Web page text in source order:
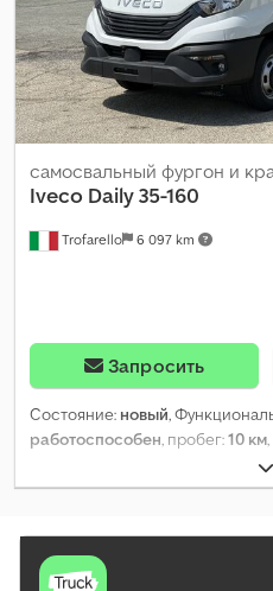
Trofarello 6 097 km
самосвальный фургон и
Iveco Daily 35-160
Запросить
Состояние: новый,
работоспособен, пробег:10 км
,
колесная база:3 450 мм, цвет:
6, количество мест:3, Год
AdBlue, Android Auto, Apple